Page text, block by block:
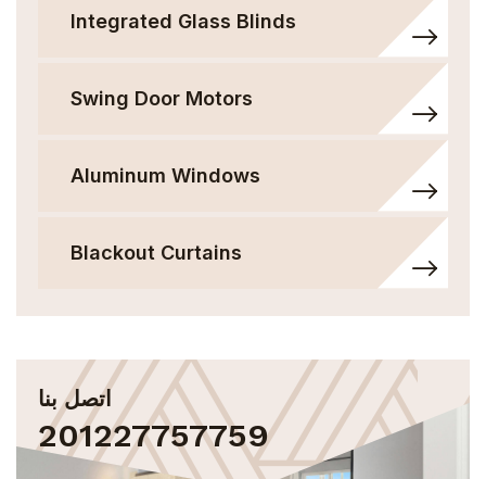
Integrated Glass Blinds
Swing Door Motors
Aluminum Windows
Blackout Curtains
اتصل بنا
201227757759